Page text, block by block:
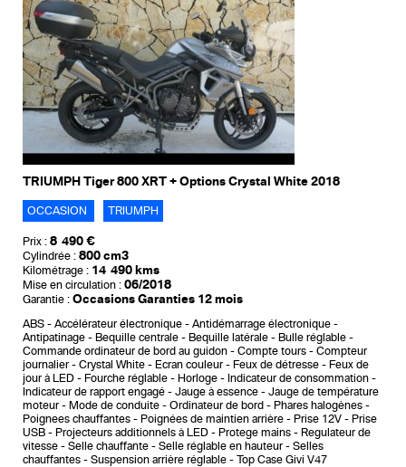
TRIUMPH Tiger 800 XRT + Options Crystal White 2018
OCCASION TRIUMPH
Prix : 8 490 €
Cylindrée : 800 cm3
Kilométrage : 14 490 kms
Mise en circulation : 06/2018
Garantie : Occasions Garanties 12 mois
ABS Accélérateur électronique
Antidémarrage électronique
Antipatinage
Bequille centrale Bequille latérale
Bulle réglable
Commande ordinateur de bord au guidon
Compte tours
Compteur
journalier
Crystal White Ecran couleur Feux de détresse
Feux de
jour à LED
Fourche réglable Horloge
Indicateur de consommation
Indicateur de rapport engagé
Jauge à essence
Jauge de température
moteur
Mode de conduite Ordinateur de bord
Phares halogènes
Poignees chauffantes
Poignées de maintien arrière Prise 12V
Prise
USB
Projecteurs additionnels à LED Protege mains
Regulateur de
vitesse
Selle chauffante Selle réglable en hauteur
Selles
chauffantes
Suspension arrière réglable
Top Case Givi V47